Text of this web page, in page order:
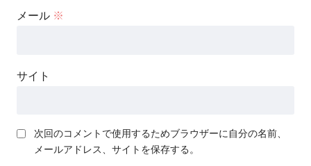
メール ※
サイト
次回のコメントで使用するためブラウザーに自分の名前、
メールアドレス、サイトを保存する。